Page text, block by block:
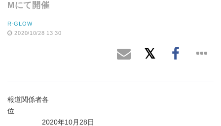
Mにて開催
R-GLOW
2020/10/28 13:30
報道関係者各
位
2020年10月28日